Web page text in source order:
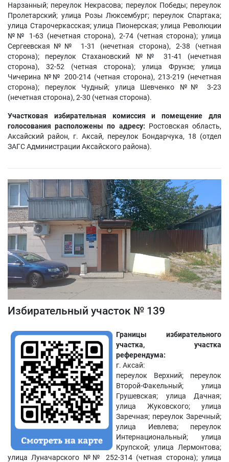
Нарзанный; переулок Некрасова; переулок Победы; переулок
Пролетарский; улица Розы Люксембург; переулок Спартака;
улица Старочеркасская; улица Пионерская; улица Революции
№№ 1-63 (нечетная сторона), 2-74 (четная сторона); улица
Сергеевская№№ 1-31 (нечетная сторона), 2-38 (четная
сторона); переулок Стахановский №№ 31-41 (нечетная
сторона), 32-52 (четная сторона); улица Фрунзе; улица
Чичерина №№ 200-214 (четная сторона), 213-219 (нечетная
сторона); переулок Чудный; улица Шевченко №№ 3-23
(нечетная сторона), 2-30 (четная сторона).
Участковая избирательная комиссия и помещение для
голосования расположены по адресу: Ростовская область,
Аксайский район, г. Аксай, переулок Бондарчука, 18 (отдел
ЗАГС Администрации Аксайского района).
Избирательный участок № 139
Границы избирательного
участка, участка
референдума:
г. Аксай:
переулок Верхний; переулок
Второй-Факельный; улица
Грушевская; улица Дачная;
улица Жуковского; улица
Заречная; переулок Заречный;
улица Иевлева; переулок
Интернациональный; улица
Крупской; улица Лермонтова;
улица Луначарского №№ 252-314 (четная сторона); улица